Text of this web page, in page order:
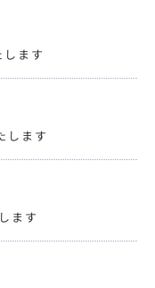
ます
します
ます